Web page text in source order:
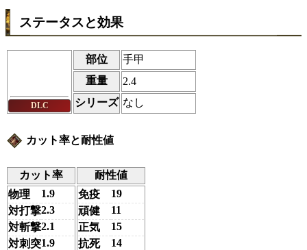
ステータスと効果
DLC
部位
手甲
重量
2.4
シリーズ なし
カット率と耐性値
カット率
耐性値
物理
1.9
対打撃2.3
対斬撃2.1
対刺突1.9
免疫
19
頑健
11
正気
15
抗死
14